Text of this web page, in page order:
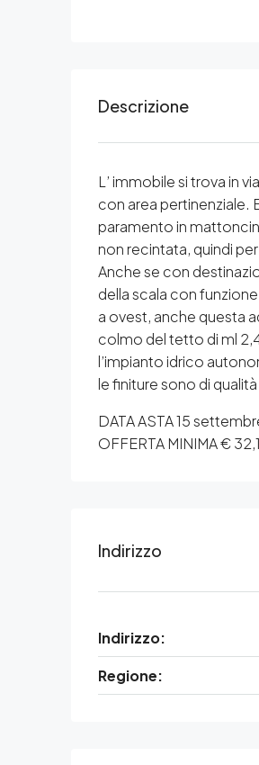
Descrizione
L’ immobile si trova in
con area pertinenziale.
paramento in
non recintata, quindi
Anche se con
della scala con
a ovest, anche questa
colmo del tetto di ml
l’impianto idrico
le finiture sono di
DATA ASTA 15
OFFERTA MINIMA €
Indirizzo
Indirizzo:
Regione: